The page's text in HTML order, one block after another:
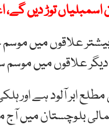
توڑ دیں گے،
علاقوں میں
علاقوں میں
مطلع ابر آلود ہے
بلوچستان میں آج